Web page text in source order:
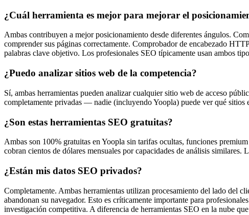
¿Cuál herramienta es mejor para mejorar el
Ambas contribuyen a mejor posicionamiento desde diferentes ángulos.
comprender sus páginas correctamente. Comprobador de encabezado
palabras clave objetivo. Los profesionales SEO típicamente usan ambos
¿Puedo analizar sitios web de la competencia?
Sí, ambas herramientas pueden analizar cualquier sitio web de acceso
completamente privadas — nadie (incluyendo Yoopla) puede ver qué sitios
¿Son estas herramientas SEO gratuitas?
Ambas son 100% gratuitas en Yoopla sin tarifas ocultas, funciones
cobran cientos de dólares mensuales por capacidades de análisis
¿Están mis datos SEO privados?
Completamente. Ambas herramientas utilizan procesamiento del lado del
abandonan su navegador. Esto es críticamente importante para
investigación competitiva. A diferencia de herramientas SEO en la nube